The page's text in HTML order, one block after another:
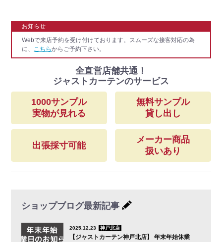
お知らせ
Webで来店予約を受け付けております。スムーズな接客対応の為
に、 こちらからご予約下さい。
全直営店舗共通！
ジャストカーテンのサービス
1000サンプル
実物が見れる
無料サンプル
貸し出し
出張採寸可能
メーカー商品
扱いあり
ショップブログ最新記事
2025.12.23 神戸北店
【ジャストカーテン神戸北店】 年末年始休業